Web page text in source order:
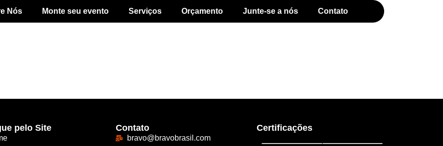
Nós Monte seu evento Serviços Orçamento Junte-se a nós Contato
pelo Site Contato
bravo@bravobrasil.com
Certificações